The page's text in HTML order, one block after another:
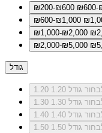
₪200-₪600
₪600-₪1,000
₪1,000-₪2,000
₪2,000-₪5,000
גודל
1.20
גודל 1.20
1.30
גודל 1.30
1.40
גודל 1.40
1.50
גודל 1.50